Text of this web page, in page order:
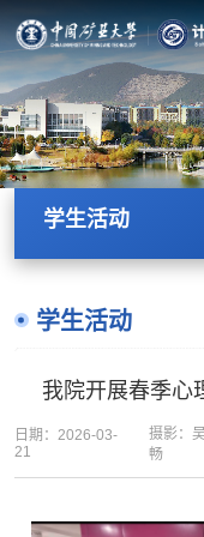
学生活动
学生活动
我院开展春季心
日期：2026-03-
21
摄影：
畅